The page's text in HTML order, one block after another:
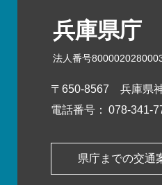
兵庫県庁
法人番号
〒650-8567
兵庫県
電話番号： 078-341-
県庁までの交通